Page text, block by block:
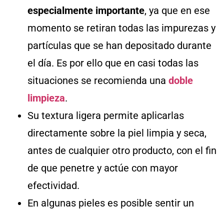
especialmente importante, ya que en ese
momento se retiran todas las impurezas y
partículas que se han depositado durante
el día. Es por ello que en casi todas las
situaciones se recomienda una doble
limpieza.
Su textura ligera permite aplicarlas
directamente sobre la piel limpia y seca,
antes de cualquier otro producto, con el fin
de que penetre y actúe con mayor
efectividad.
En algunas pieles es posible sentir un